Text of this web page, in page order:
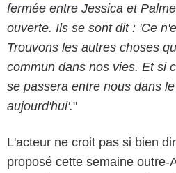
fermée entre Jessica et
ouverte. Ils se sont dit : 'Ce
Trouvons les autres choses
commun dans nos vies. Et si
se passera entre nous dans
aujourd'hui'."
L'acteur ne croit pas si bien
proposé cette semaine outre-